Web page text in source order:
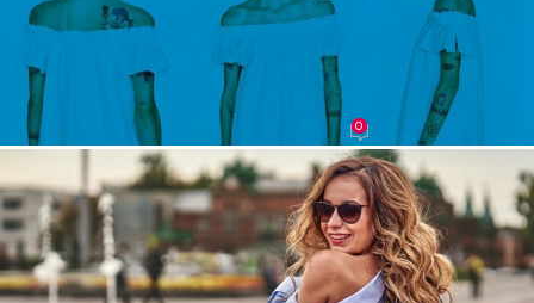
สาระน่ารู้
เลือกผลิตภัณฑ์โลชั่นน้ำหอมอย่างไร
ดี? เมื่อผิวแพ้ง่าย
น้ำหอม On 25/01/2021 0